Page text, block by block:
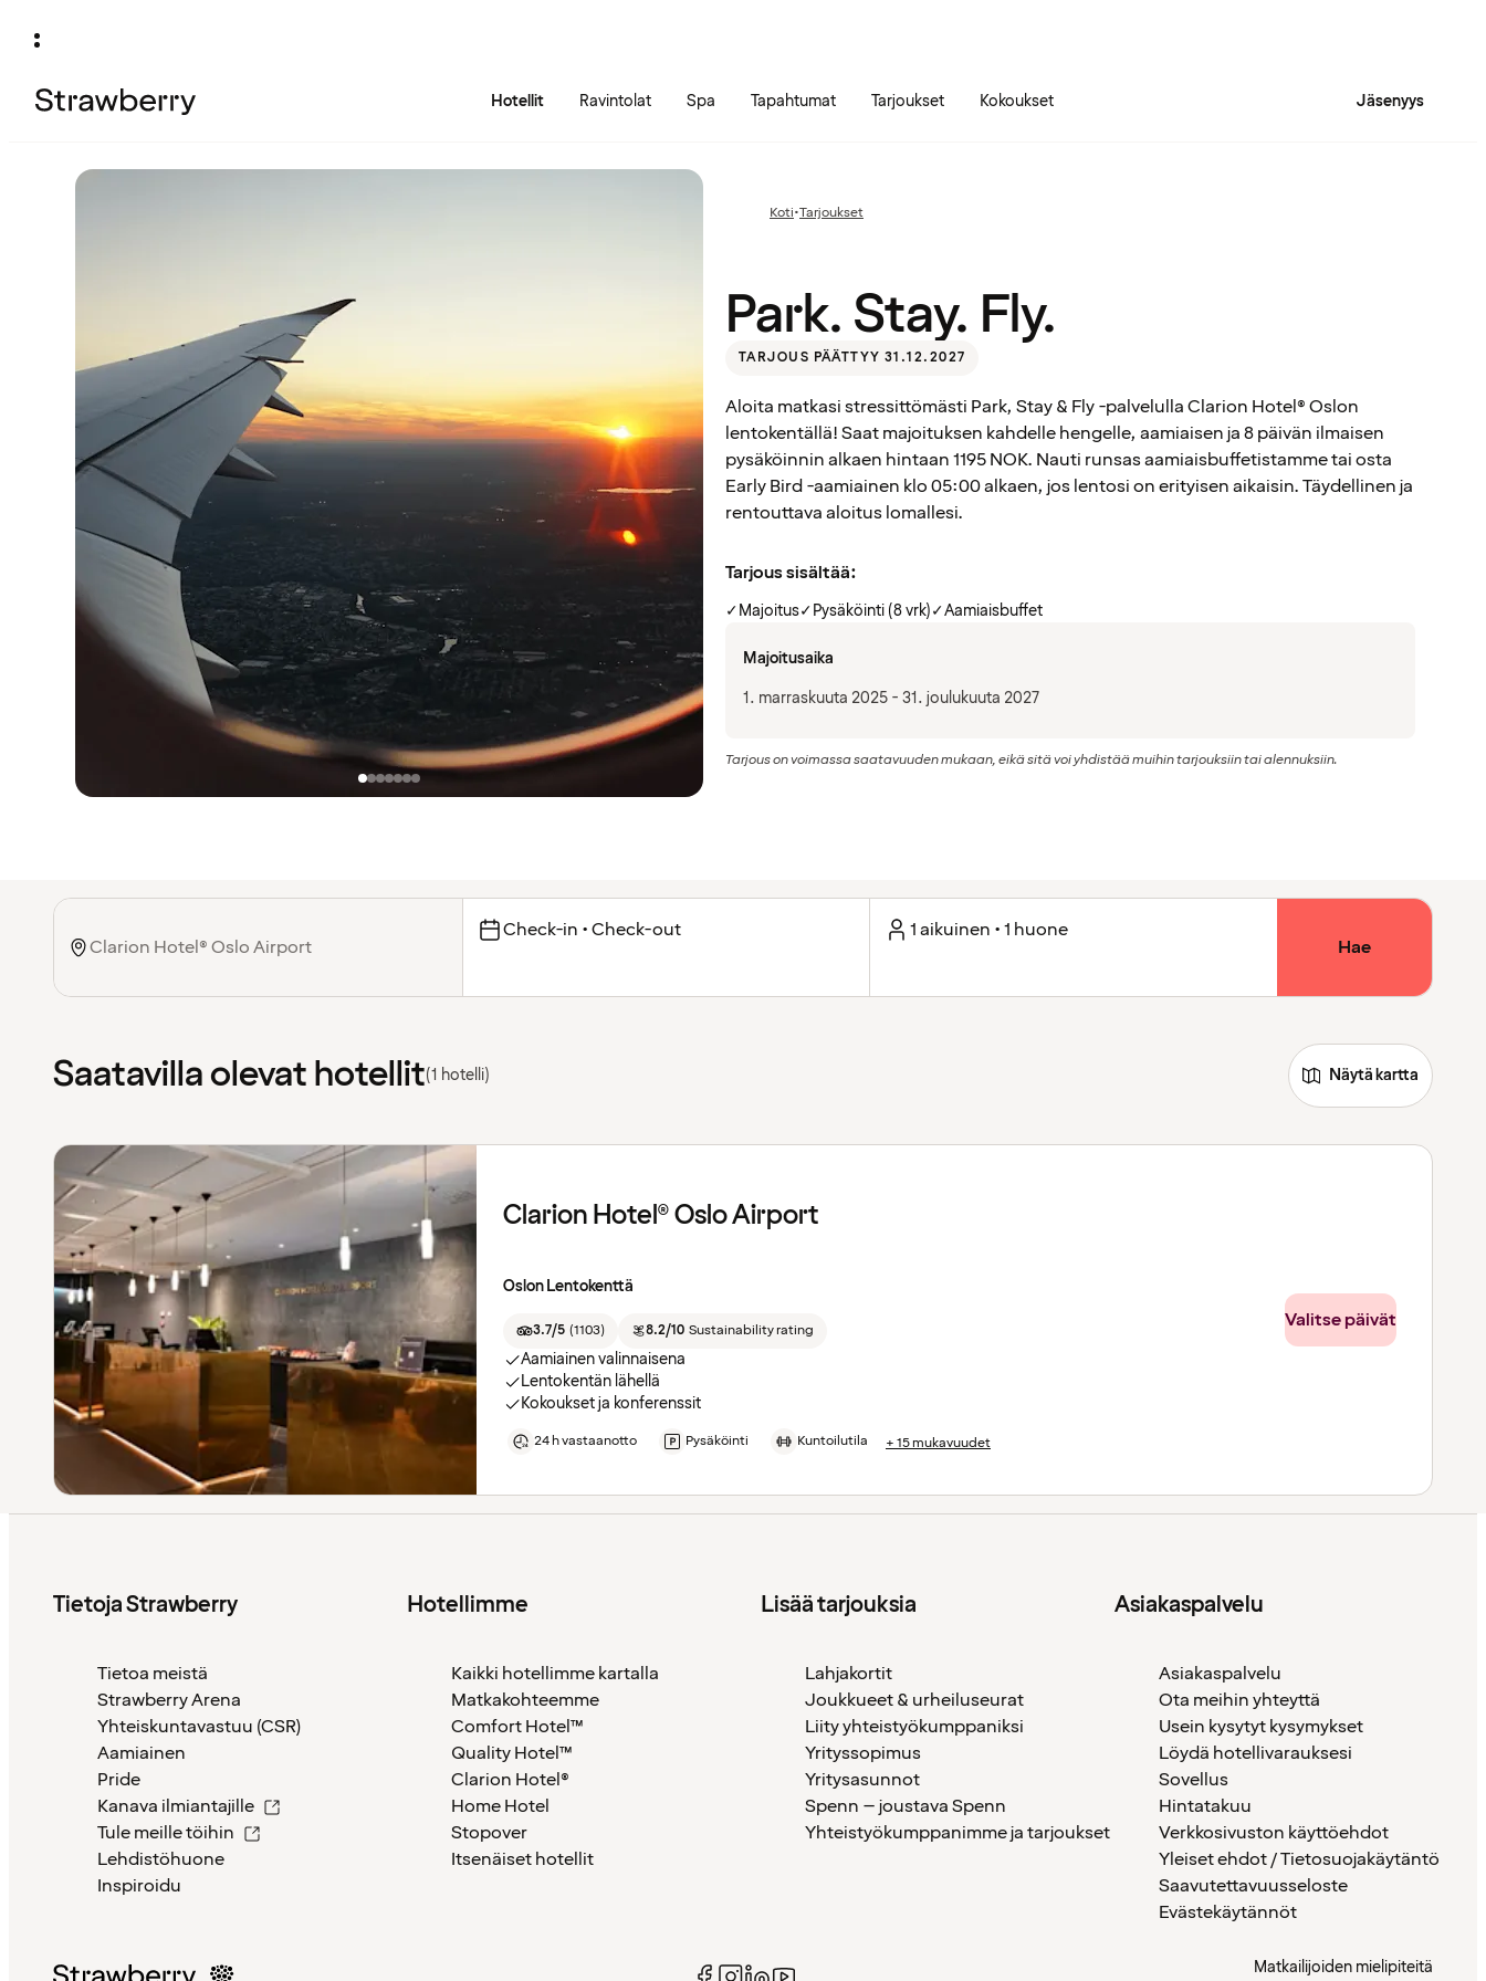
Hotellit Ravintolat Spa Tapahtumat Tarjoukset Kokoukset Jäsenyys
Koti•Edellinen
Tarjoukset
Stay.
Park. Stay. Fly.
TARJOUS PÄÄTTYY 31.12.2027
Aloita matkasi stressittömästi Park, Stay & Fly -palvelulla Clarion Hotel® Oslon
lentokentällä! Saat majoituksen kahdelle hengelle, aamiaisen ja 8 päivän ilmaisen
pysäköinnin alkaen hintaan 1195 NOK. Nauti runsas aamiaisbuffetistamme tai osta
Early Bird -aamiainen klo 05:00 alkaen, jos lentosi on erityisen aikaisin. Täydellinen ja
rentouttava aloitus lomallesi.
Tarjous sisältää:
✓Majoitus✓Pysäköinti (8 vrk)✓Aamiaisbuffet
Majoitusaika
1. marraskuuta 2025 - 31. joulukuuta 2027
Tarjous on voimassa saatavuuden mukaan, eikä sitä voi yhdistää muihin tarjouksiin tai alennuksiin.
Check-in • Check-out 1 aikuinen • 1 huone
Hae
Saatavilla olevat hotellit(1 hotelli) Näytä kartta
Clarion Hotel® Oslo Airport
Oslon Lentokenttä
3.7/5 (1103) 8.2/10 Sustainability rating
Aamiainen valinnaisena
Lentokentän lähellä
Kokoukset ja konferenssit
24 h vastaanotto Pysäköinti Kuntoilutila + 15 mukavuudet
Valitse päivät
Tietoja Strawberry
Tietoa meistä
Strawberry Arena
Yhteiskuntavastuu (CSR)
Aamiainen
Pride
Kanava ilmiantajille
Tule meille töihin
Lehdistöhuone
Inspiroidu
Hotellimme
Kaikki hotellimme kartalla
Matkakohteemme
Comfort Hotel™
Quality Hotel™
Clarion Hotel®
Home Hotel
Stopover
Itsenäiset hotellit
Lisää tarjouksia
Lahjakortit
Joukkueet & urheiluseurat
Liity yhteistyökumppaniksi
Yrityssopimus
Yritysasunnot
Spenn – joustava Spenn
Yhteistyökumppanimme ja tarjoukset
Asiakaspalvelu
Asiakaspalvelu
Ota meihin yhteyttä
Usein kysytyt kysymykset
Löydä hotellivarauksesi
Sovellus
Hintatakuu
Verkkosivuston käyttöehdot
Yleiset ehdot / Tietosuojakäytäntö
Saavutettavuusseloste
Evästekäytännöt
Matkailijoiden mielipiteitä